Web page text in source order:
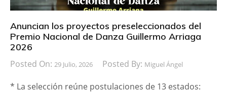
Anuncian los proyectos preseleccionados del
Premio Nacional de Danza Guillermo Arriaga
2026
Posted On: 29 Julio, 2026 Posted By: Miguel Ángel
* La selección reúne postulaciones de 13 estados: